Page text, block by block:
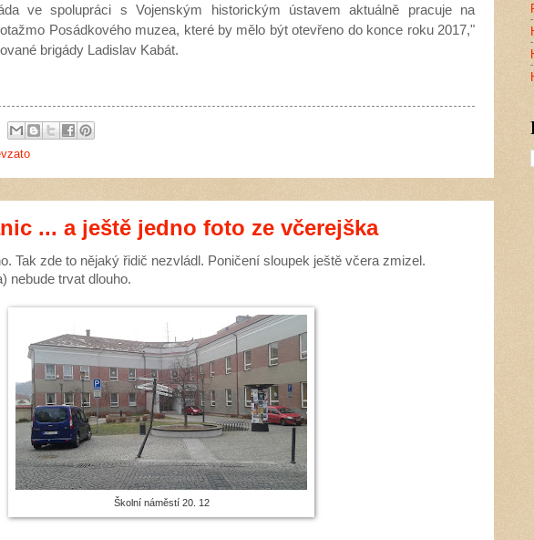
ve spolupráci s Vojenským historickým ústavem aktuálně pracuje na
Posádkového muzea, které by mělo být otevřeno do konce roku 2017,"
brigády Ladislav Kabát.
... a ještě jedno foto ze včerejška
Tak zde to nějaký řidič nezvládl. Poničení sloupek ještě včera zmizel.
nebude trvat dlouho.
Školní náměstí 20. 12